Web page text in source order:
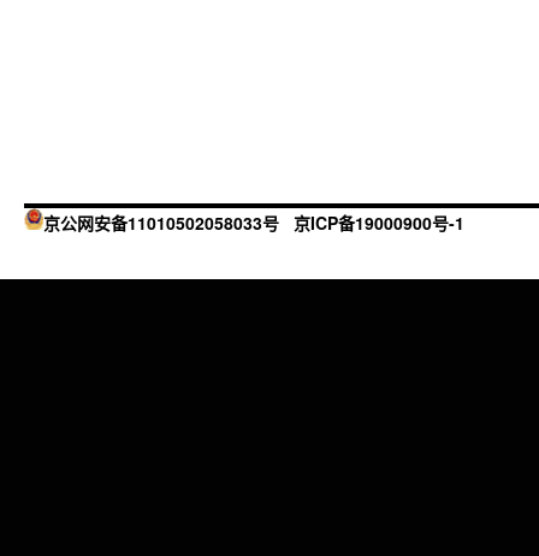
京公网安备11010502058033号 京ICP备19000900号-1